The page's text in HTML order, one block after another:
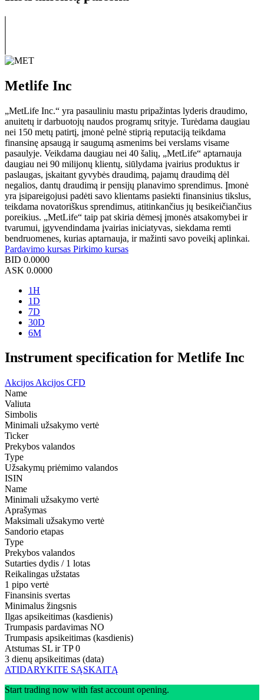
Metlife Inc
„MetLife Inc.“ yra pasauliniu mastu pripažintas lyderis draudimo,
anuitetų ir darbuotojų naudos programų srityje. Turėdama daugiau
nei 150 metų patirtį, įmonė pelnė stiprią reputaciją teikdama
finansinę apsaugą ir saugumą asmenims bei verslams visame
pasaulyje. Veikdama daugiau nei 40 šalių, „MetLife“ aptarnauja
daugiau nei 90 milijonų klientų, siūlydama įvairius produktus ir
paslaugas, įskaitant gyvybės draudimą, pajamų draudimą dėl
negalios, dantų draudimą ir pensijų planavimo sprendimus. Įmonė
yra įsipareigojusi padėti savo klientams pasiekti finansinius tikslus,
teikdama novatoriškus sprendimus, atitinkančius jų besikeičiančius
poreikius. „MetLife“ taip pat skiria dėmesį įmonės atsakomybei ir
tvarumui, įgyvendindama įvairias iniciatyvas, siekdama remti
bendruomenes, kurias aptarnauja, ir mažinti savo poveikį aplinkai.
Pardavimo kursas Pirkimo kursas
BID 0.0000
ASK 0.0000
1H
1D
7D
30D
6M
Instrument specification for Metlife Inc
Akcijos Akcijos CFD
Name
Valiuta
Simbolis
Minimali užsakymo vertė
Ticker
Prekybos valandos
Type
Užsakymų priėmimo valandos
ISIN
Name
Minimali užsakymo vertė
Aprašymas
Maksimali užsakymo vertė
Sandorio etapas
Type
Prekybos valandos
Sutarties dydis / 1 lotas
Reikalingas užstatas
1 pipo vertė
Finansinis svertas
Minimalus žingsnis
Ilgas apsikeitimas (kasdienis)
Trumpasis pardavimas NO
Trumpasis apsikeitimas (kasdienis)
Atstumas SL ir TP 0
3 dienų apsikeitimas (data)
ATIDARYKITE SĄSKAITĄ
Start trading now with fast account opening.